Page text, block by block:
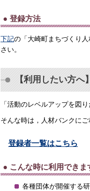
● 登録方法
下記の「大崎町まちづくり
さい。
【利用したい方
「活動のレベルアップを図
そんな時は，人材バンクに
登録者一覧はこちら
● こんな時に利用できま
各種団体が開催する